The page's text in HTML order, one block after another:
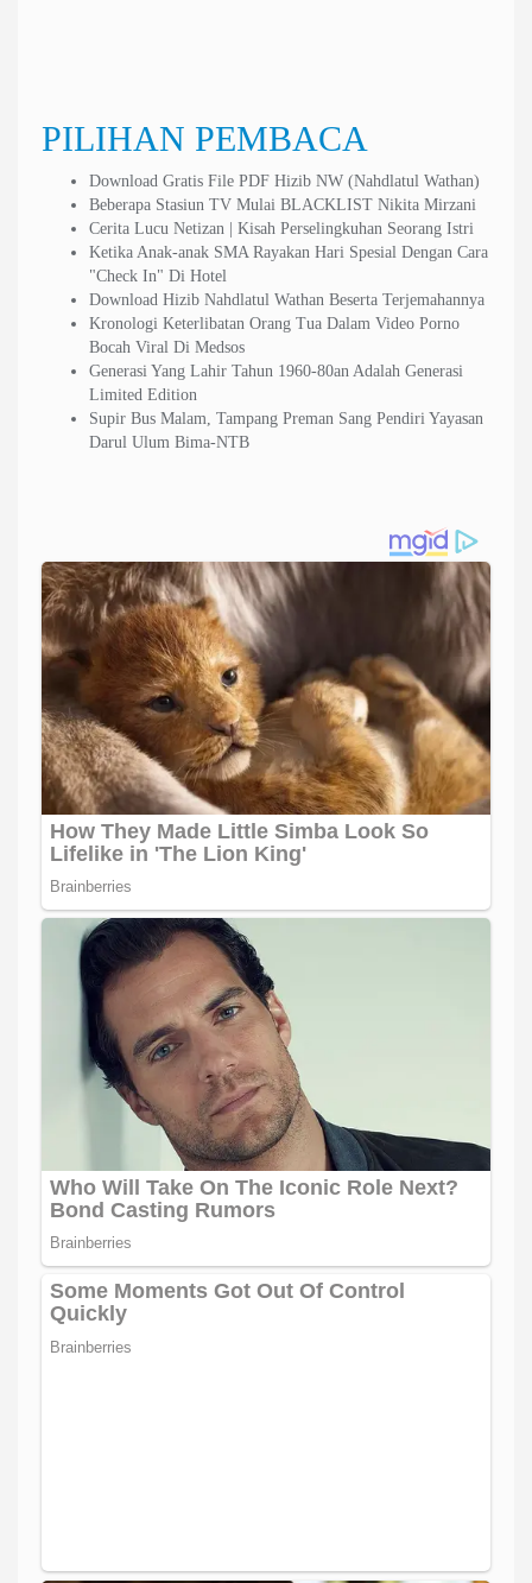
PILIHAN PEMBACA
Download Gratis File PDF Hizib NW (Nahdlatul Wathan)
Beberapa Stasiun TV Mulai BLACKLIST Nikita Mirzani
Cerita Lucu Netizan | Kisah Perselingkuhan Seorang Istri
Ketika Anak-anak SMA Rayakan Hari Spesial Dengan Cara
"Check In" Di Hotel
Download Hizib Nahdlatul Wathan Beserta Terjemahannya
Kronologi Keterlibatan Orang Tua Dalam Video Porno
Bocah Viral Di Medsos
Generasi Yang Lahir Tahun 1960-80an Adalah Generasi
Limited Edition
Supir Bus Malam, Tampang Preman Sang Pendiri Yayasan
Darul Ulum Bima-NTB